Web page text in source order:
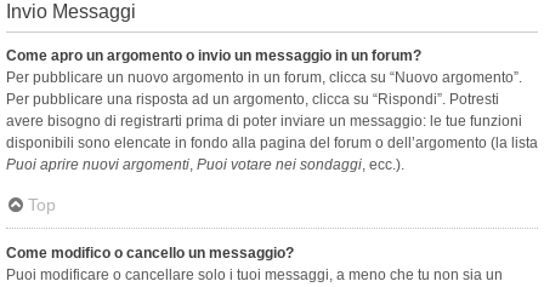
Invio Messaggi
Come apro un argomento o invio un messaggio in un forum?
Per pubblicare un nuovo argomento in un forum, clicca su “Nuovo argomento”.
Per pubblicare una risposta ad un argomento, clicca su “Rispondi”. Potresti
avere bisogno di registrarti prima di poter inviare un messaggio: le tue funzioni
disponibili sono elencate in fondo alla pagina del forum o dell’argomento (la lista
Puoi aprire nuovi argomenti, Puoi votare nei sondaggi, ecc.).
Top
Come modifico o cancello un messaggio?
Puoi modificare o cancellare solo i tuoi messaggi, a meno che tu non sia un